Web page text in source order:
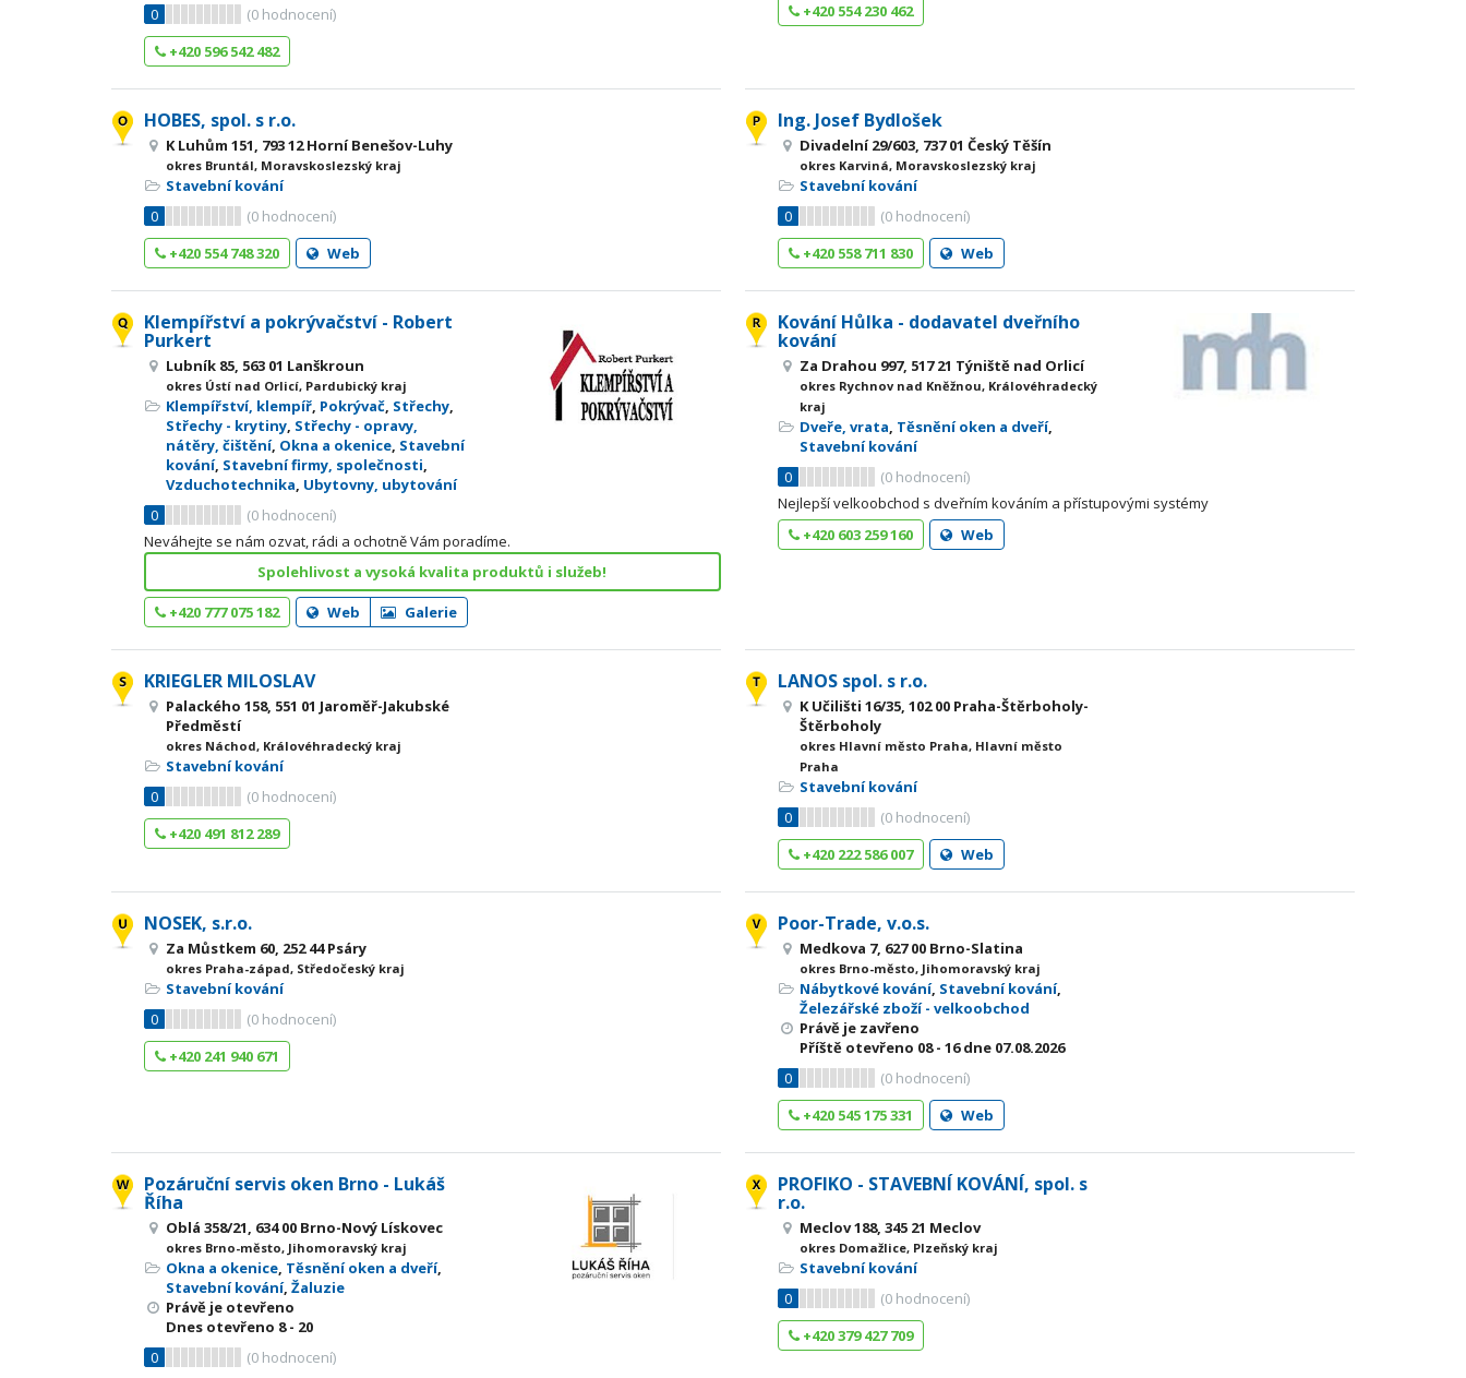
0
(0 hodnocení)
+420 596 542 482
+420 554 230 462
HOBES, spol. s r.o.
K Luhům 151, 793 12 Horní Benešov-Luhy
okres Bruntál, Moravskoslezský kraj
Stavební kování
0
(0 hodnocení)
+420 554 748 320
Web
Ing. Josef Bydlošek
Divadelní 29/603, 737 01 Český Těšín
okres Karviná, Moravskoslezský kraj
Stavební kování
0
(0 hodnocení)
+420 558 711 830
Web
Klempířství a pokrývačství - Robert
Purkert
Lubník 85, 563 01 Lanškroun
okres Ústí nad Orlicí, Pardubický kraj
Klempířství, klempíř, Pokrývač, Střechy,
Střechy - krytiny, Střechy - opravy,
nátěry, čištění, Okna a okenice, Stavební
kování, Stavební firmy, společnosti,
Vzduchotechnika, Ubytovny, ubytování
0
(0 hodnocení)
Neváhejte se nám ozvat, rádi a ochotně Vám poradíme.
Spolehlivost a vysoká kvalita produktů i služeb!
+420 777 075 182 Web Galerie
Kování Hůlka - dodavatel dveřního
kování
Za Drahou 997, 517 21 Týniště nad Orlicí
okres Rychnov nad Kněžnou, Královéhradecký
kraj
Dveře, vrata, Těsnění oken a dveří,
Stavební kování
0
(0 hodnocení)
Nejlepší velkoobchod s dveřním kováním a přístupovými systémy
+420 603 259 160
Web
KRIEGLER MILOSLAV
Palackého 158, 551 01 Jaroměř-Jakubské
Předměstí
okres Náchod, Královéhradecký kraj
Stavební kování
0
(0 hodnocení)
+420 491 812 289
LANOS spol. s r.o.
K Učilišti 16/35, 102 00 Praha-Štěrboholy-
Štěrboholy
okres Hlavní město Praha, Hlavní město
Praha
Stavební kování
0
(0 hodnocení)
+420 222 586 007
Web
NOSEK, s.r.o.
Za Můstkem 60, 252 44 Psáry
okres Praha-západ, Středočeský kraj
Stavební kování
0
(0 hodnocení)
+420 241 940 671
Poor-Trade, v.o.s.
Medkova 7, 627 00 Brno-Slatina
okres Brno-město, Jihomoravský kraj
Nábytkové kování, Stavební kování,
Železářské zboží - velkoobchod
Právě je zavřeno
Příště otevřeno 08 - 16dne 07.08.2026
0
(0 hodnocení)
+420 545 175 331
Web
Pozáruční servis oken Brno - Lukáš
Říha
Oblá 358/21, 634 00 Brno-Nový Lískovec
okres Brno-město, Jihomoravský kraj
Okna a okenice, Těsnění oken a dveří,
Stavební kování, Žaluzie
Právě je otevřeno
Dnes otevřeno 8 - 20
0
(0 hodnocení)
PROFIKO - STAVEBNÍ KOVÁNÍ, spol. s
r.o.
Meclov 188, 345 21 Meclov
okres Domažlice, Plzeňský kraj
Stavební kování
0
(0 hodnocení)
+420 379 427 709